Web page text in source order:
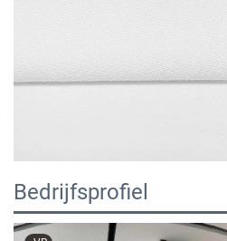
Bedrijfsprofiel